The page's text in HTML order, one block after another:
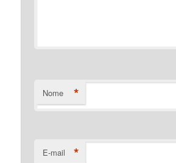
Nome *
E-mail *